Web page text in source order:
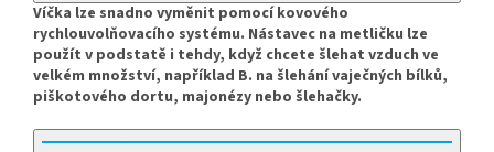
Víčka lze snadno vyměnit pomocí kovového
rychlouvolňovacího systému. Nástavec na metličku lze
použít v podstatě i tehdy, když chcete šlehat vzduch ve
velkém množství, například B. na šlehání vaječných bílků,
piškotového dortu, majonézy nebo šlehačky.